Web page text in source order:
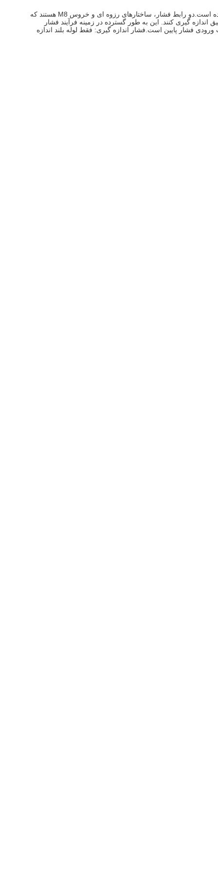
فرستنده فشار هوای میکرو دیفرانسیل از هسته فشار دیفرانسیل پیزومقاومتی OEM سیلیکونی تشکیل شده است. پوسته از آلیاژ آلومینیوم ساخته شده است.دو رابط فشار، ساختارهای رزوه ای و خروس M8 هستند که
گیری کنند. این به طور گسترده در زمینه فرآیند فشار
فشار پایین است.فشار اندازه گیری: فقط لوله بلند اندازه